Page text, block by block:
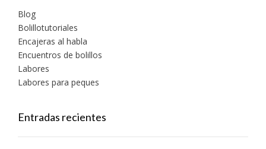
Blog
Bolillotutoriales
Encajeras al habla
Encuentros de bolillos
Labores
Labores para peques
Entradas recientes